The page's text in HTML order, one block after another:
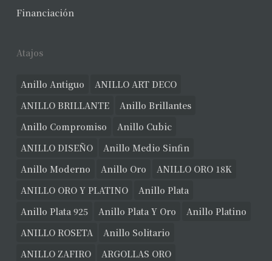
Financiación
Atajos
Anillo Antiguo
ANILLO ART DECO
ANILLO BRILLANTE
Anillo Brillantes
Anillo Compromiso
Anillo Cubic
ANILLO DISEÑO
Anillo Medio Sinfin
Anillo Moderno
Anillo Oro
ANILLO ORO 18K
ANILLO ORO Y PLATINO
Anillo Plata
Anillo Plata 925
Anillo Plata Y Oro
Anillo Platino
ANILLO ROSETA
Anillo Solitario
ANILLO ZAFIRO
ARGOLLAS ORO